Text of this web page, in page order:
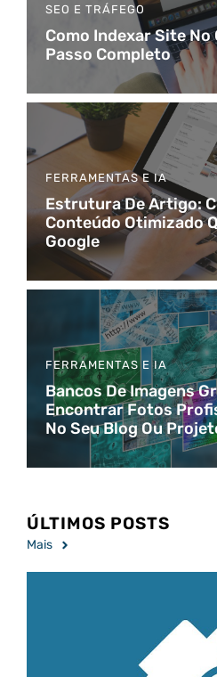
SEO E TRÁFEGO
Como Indexar Site No
Passo Completo
FERRAMENTAS E IA
Estrutura De Artigo:
Conteúdo Otimizado
Google
FERRAMENTAS E IA
Bancos De Imagens
Encontrar Fotos
No Seu Blog Ou
ÚLTIMOS POSTS
Mais